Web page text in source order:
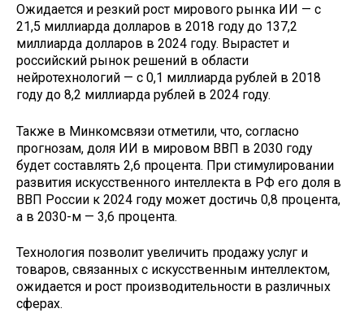
Ожидается и резкий рост мирового рынка ИИ — с
21,5 миллиарда долларов в 2018 году до 137,2
миллиарда долларов в 2024 году. Вырастет и
российский рынок решений в области
нейротехнологий — с 0,1 миллиарда рублей в 2018
году до 8,2 миллиарда рублей в 2024 году.
Также в Минкомсвязи отметили, что, согласно
прогнозам, доля ИИ в мировом ВВП в 2030 году
будет составлять 2,6 процента. При стимулировании
развития искусственного интеллекта в РФ его доля в
ВВП России к 2024 году может достичь 0,8 процента,
а в 2030-м — 3,6 процента.
Технология позволит увеличить продажу услуг и
товаров, связанных с искусственным интеллектом,
ожидается и рост производительности в различных
сферах.